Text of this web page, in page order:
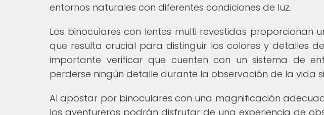
entornos naturales con diferentes condiciones de luz.
Los binoculares con lentes multi revestidas proporcionan
que resulta crucial para distinguir los colores y detalles
importante verificar que cuenten con un sistema de
perderse ningún detalle durante la observación de la vida
Al apostar por binoculares con una magnificación
los aventureros podrán disfrutar de una experiencia de